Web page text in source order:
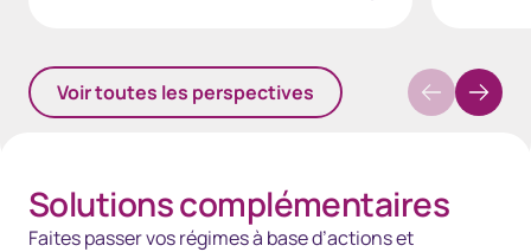
Voir toutes les perspectives
Solutions complémentaires
Faites passer vos régimes à base d’actions et